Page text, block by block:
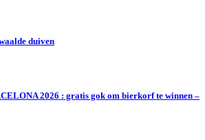
duiven
2026 : gratis gok om bierkorf te winnen –